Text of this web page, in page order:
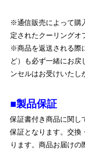
※通信販売によって購
定されたクーリングオ
※商品を返送される際
ど）も必ず一緒にお戻
ンセルはお受けいたし
■製品保証
保証書付き商品に関し
保証となります。交換
ります。商品お届けの